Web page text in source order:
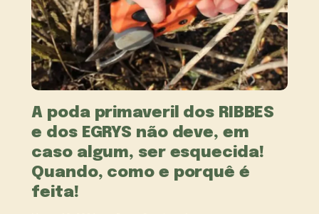
A poda primaveril dos RIBBES
e dos EGRYS não deve, em
caso algum, ser esquecida!
Quando, como e porquê é
feita!